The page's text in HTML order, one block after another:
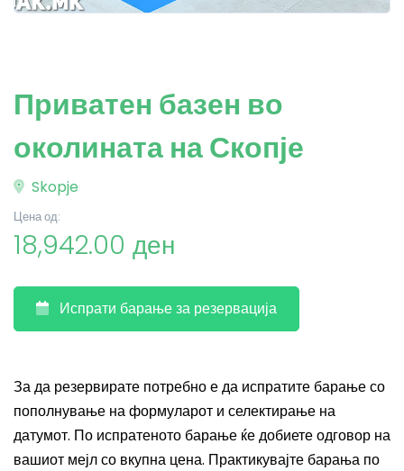
Приватен базен во
околината на Скопје
Skopje
Цена од:
18,942.00 ден
Испрати барање за резервација
За да резервирате потребно е да испратите барање со
пополнување на формуларот и селектирање на
датумот. По испратеното барање ќе добиете одговор на
вашиот мејл со вкупна цена. Практикувајте барања по